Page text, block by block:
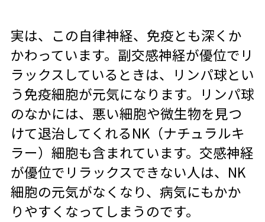
実は、この自律神経、免疫とも深くか
かわっています。副交感神経が優位でリ
ラックスしているときは、リンパ球とい
う免疫細胞が元気になります。リンパ球
のなかには、悪い細胞や微生物を見つ
けて退治してくれるNK（ナチュラルキ
ラー）細胞も含まれています。交感神経
が優位でリラックスできない人は、NK
細胞の元気がなくなり、病気にもかか
りやすくなってしまうのです。